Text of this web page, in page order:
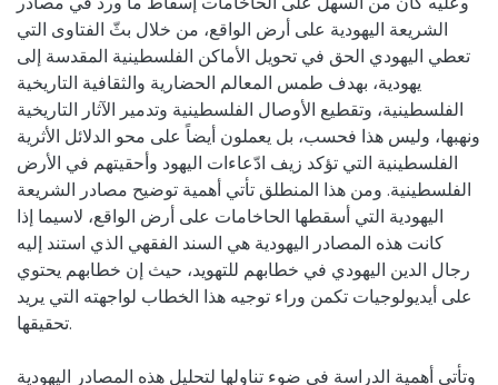
الشريعة اليهودية على أرض الواقع، من خلال بثّ الفتاوى التي
تعطي اليهودي الحق في تحويل الأماكن الفلسطينية المقدسة إلى
يهودية، بهدف طمس المعالم الحضارية والثقافية التاريخية
الفلسطينية، وتقطيع الأوصال الفلسطينية وتدمير الآثار التاريخية
ونهبها، وليس هذا فحسب، بل يعملون أيضاً على محو الدلائل الأثرية
الفلسطينية التي تؤكد زيف ادّعاءات اليهود وأحقيتهم في الأرض
الفلسطينية. ومن هذا المنطلق تأتي أهمية توضيح مصادر الشريعة
اليهودية التي أسقطها الحاخامات على أرض الواقع، لاسيما إذا
كانت هذه المصادر اليهودية هي السند الفقهي الذي استند إليه
رجال الدين اليهودي في خطابهم للتهويد، حيث إن خطابهم يحتوي
على أيديولوجيات تكمن وراء توجيه هذا الخطاب لواجهته التي يريد
تحقيقها.
وتأتي أهمية الدراسة في ضوء تناولها لتحليل هذه المصادر اليهودية